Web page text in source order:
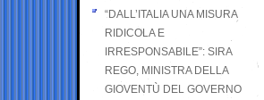
“DALL’ITALIA UNA MISURA
RIDICOLA E
IRRESPONSABILE”: SIRA
REGO, MINISTRA DELLA
GIOVENTÙ DEL GOVERNO